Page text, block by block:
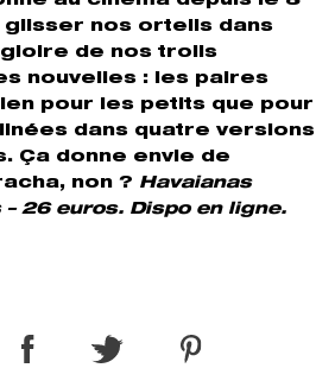
nos orteils dans
de nos trolls
nouvelles : les paires
pour les petits que pour
dans quatre versions
Ça donne envie de
non ? Havaianas
26 euros. Dispo en ligne.